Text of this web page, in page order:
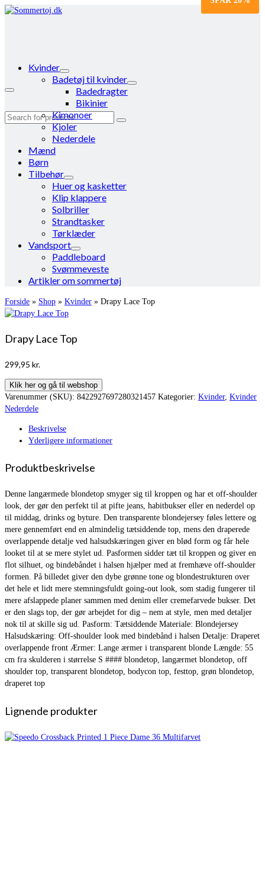
Search
Kvinder
Badetøj til kvinder
Badedragter
Bikinier
Kimonoer
Kjoler
Nederdele
Mænd
Børn
Tilbehør
Huer og kasketter
Klip klappere
Solbriller
Strandtasker
Tørklæder
Vandsport
Paddleboard
Svømmeveste
Artikler om sommertøj
Forside » Shop » Kvinder » Drapy Lace Top
Drapy Lace Top
299,95 kr.
Klik her og gå til webshop
Varenummer (SKU): 8422927697280321457 Kategorier: Kvinder, Kvinder
Nederdele
Beskrivelse
Yderligere informationer
Produktbeskrivelse
Denne langærmede blondetop smyger sig til kroppen og har et off-shoulder
look, der gør den perfekt til at pifte jeans, habitbukser eller en nederdel op
til middag, drinks og byture. Den transparente blondejersey føles lettere og
mere gennemført end en almindelig tætsiddende top, mens den draperede
overlappende detalje ved halsudskæringen giver en blød form og får hele
looket til at se mere stylet ud. Pasformen sidder tæt til kroppen og giver en
flot silhuet, og bindebåndet i halsen hjælper med at fremhæve off-shoulder
formen. På billedet giver den dybe grønne tone og blondestrukturen over
det hele et lidt mere stemningsfuldt going-out look, som stadig fungerer til
mere afslappede planer sammen med denim eller cremefarvede bukser. Det
er den slags top, der gør arbejdet for dig – nem at style, men med detaljer
nok til at skille sig ud. Pasform: Tætsiddende Materiale: Blondejersey
Halsudskæring: Off-shoulder look med bindebånd i halsen Detalje: Draperet
overlappende front Ærmer: Lange ærmer i transparent blonde Længde: 55
cm fra skulderen i størrelse S #### blondetop, langærmet blondetop, off
shoulder top, transparent blondetop, bodycon top, festtop, grøn blondetop,
draperet top
Lignende produkter